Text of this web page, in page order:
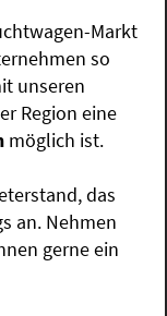
Markt
so
unseren
Region eine
möglich ist.
das
an. Nehmen
gerne ein